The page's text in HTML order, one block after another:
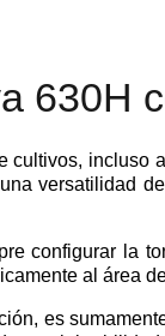
630H
versatilidad
configurar la
al área
es